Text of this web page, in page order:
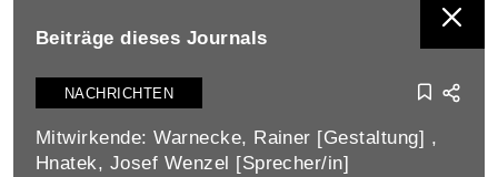
Beiträge dieses Journals
NACHRICHTEN
Mitwirkende: Warnecke, Rainer [Gestaltung] ,
Hnatek, Josef Wenzel [Sprecher/in]